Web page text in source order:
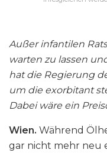
Außer infantilen
warten zu lassen
hat die Regierung
um die exorbitant
Dabei wäre ein
Wien. Während
gar nicht mehr neu